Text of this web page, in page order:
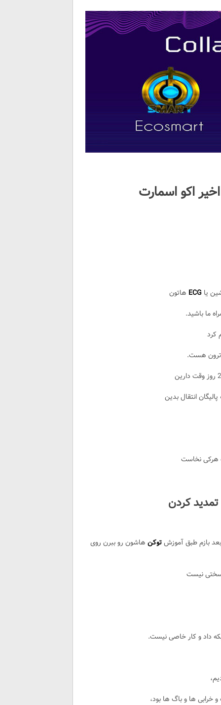
اکو اسمارت
یا ECG هاتون
ما باشید.
کرد
ترون هست.
انتقال بدین
هرکی نخاست
کردن
بازم طبق آموزشتوکن هاشون رو ببرن روی
سختی نیست
داد و کار خاصی نیست.
خرابی ها و باگ ها بود،